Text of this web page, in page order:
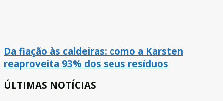
Da fiação às caldeiras: como a Karsten
reaproveita 93% dos seus resíduos
ÚLTIMAS NOTÍCIAS